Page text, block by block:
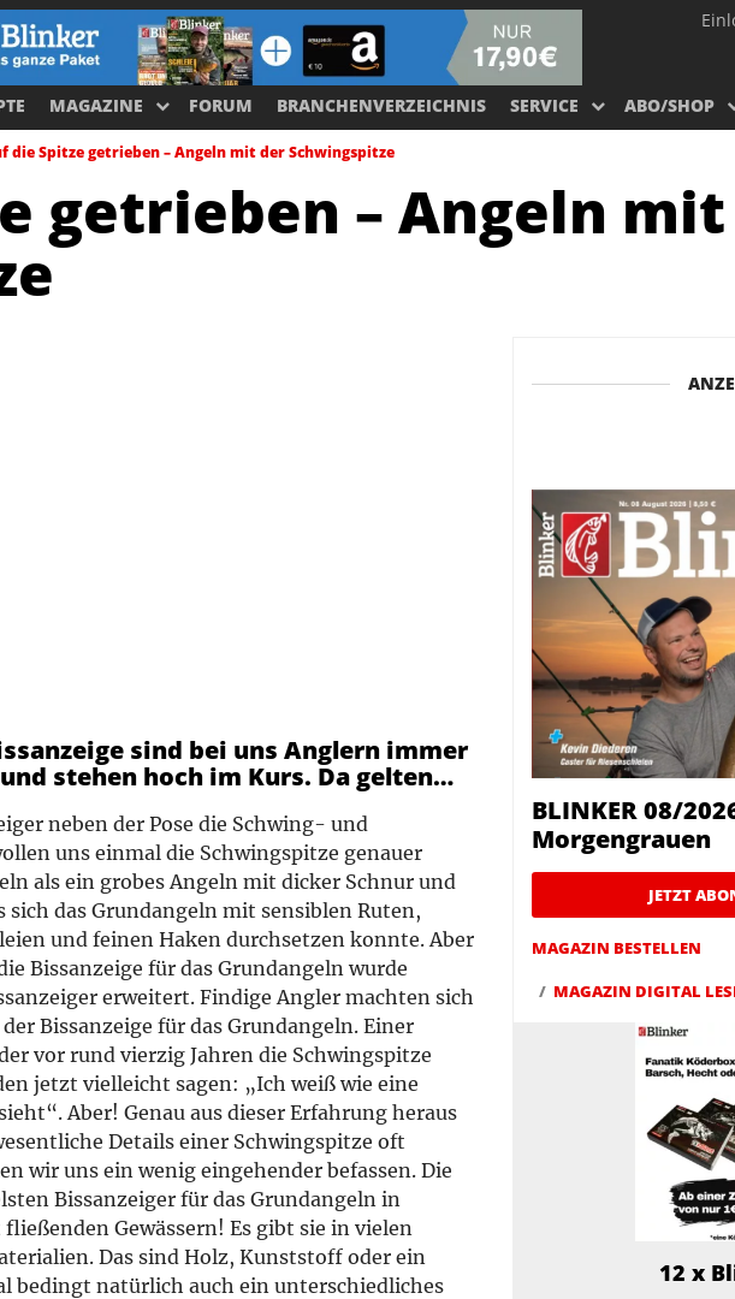
MAGAZINE FORUM BRANCHENVERZEICHNIS SERVICE ABO/SHOP
die Spitze getrieben – Angeln mit der Schwingspitze
getrieben – Angeln
sind bei uns Anglern immer
stehen hoch im Kurs. Da gelten…
neben der Pose die Schwing- und
uns einmal die Schwingspitze genauer
als ein grobes Angeln mit dicker Schnur und
sich das Grundangeln mit sensiblen Ruten,
und feinen Haken durchsetzen konnte. Aber
Bissanzeige für das Grundangeln wurde
erweitert. Findige Angler machten sich
Bissanzeige für das Grundangeln. Einer
vor rund vierzig Jahren die Schwingspitze
jetzt vielleicht sagen: „Ich weiß wie eine
Aber! Genau aus dieser Erfahrung heraus
Details einer Schwingspitze oft
wir uns ein wenig eingehender befassen. Die
Bissanzeiger für das Grundangeln in
Gewässern! Es gibt sie in vielen
Das sind Holz, Kunststoff oder ein
bedingt natürlich auch ein unterschiedliches
BLINKER 08/
Morgengrauen
JETZT
MAGAZIN BESTELLEN
MAGAZIN DIGITAL
12 x